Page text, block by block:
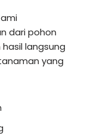
dari pohon
langsung
yang